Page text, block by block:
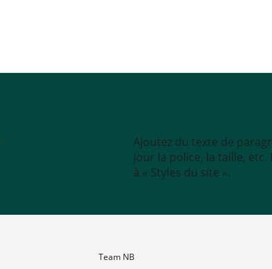
Ajoutez du texte de
jour la police, la taille,
à « Styles du site ».
Team NB